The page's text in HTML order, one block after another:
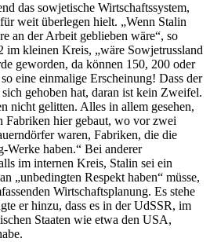
das sowjetische Wirtschaftssystem,
weit überlegen hielt. „Wenn Stalin
an der Arbeit geblieben wäre“, so
im kleinen Kreis, „wäre Sowjetrussland
geworden, da können 150, 200 oder
eine einmalige Erscheinung! Dass der
gehoben hat, daran ist kein Zweifel.
nicht gelitten. Alles in allem gesehen,
Fabriken hier gebaut, wo vor zwei
waren, Fabriken, die die
Werke haben.“ Bei anderer
im internen Kreis, Stalin sei ein
„unbedingten Respekt haben“ müsse,
Wirtschaftsplanung. Es stehe
er hinzu, dass es in der UdSSR, im
Staaten wie etwa den USA,